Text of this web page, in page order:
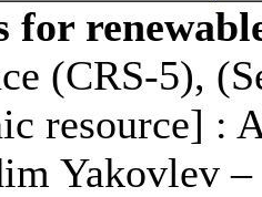
for
(CRS-5),
resource] :
Yakovlev